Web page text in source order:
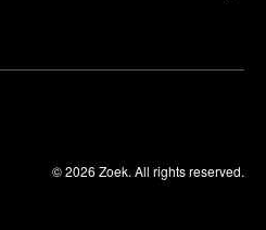
© 2026 Zoek. All rights reserved.